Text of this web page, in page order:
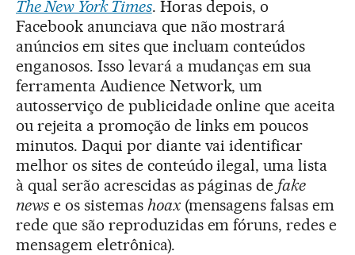
The New York Times. Horas depois, o
Facebook anunciava que não mostrará
anúncios em sites que incluam conteúdos
enganosos. Isso levará a mudanças em sua
ferramenta Audience Network, um
autosserviço de publicidade online que aceita
ou rejeita a promoção de links em poucos
minutos. Daqui por diante vai identificar
melhor os sites de conteúdo ilegal, uma lista
à qual serão acrescidas as páginas de fake
newse os sistemas hoax(mensagens falsas em
rede que são reproduzidas em fóruns, redes e
mensagem eletrônica).